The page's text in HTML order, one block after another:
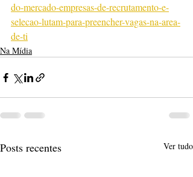
do-mercado-empresas-de-recrutamento-e-
selecao-lutam-para-preencher-vagas-na-area-
de-ti
Na Mídia
Posts recentes Ver tudo